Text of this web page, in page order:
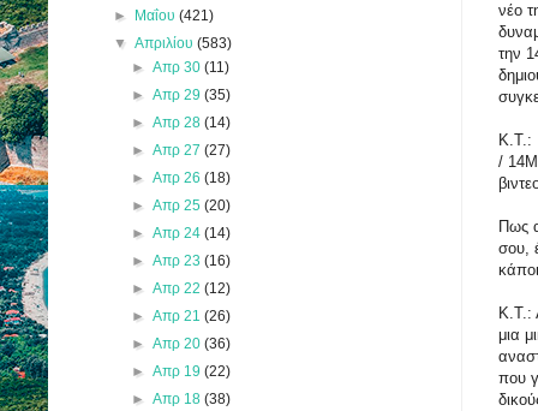
νέο
την
Κ.Τ.:
/
Πως
σου,
Κ.Τ.:
μια
που
► Μαΐου(421)
▼Απριλίου(583)
► Απρ 30 (11)
► Απρ 29 (35)
► Απρ 28 (14)
► Απρ 27 (27)
► Απρ 26 (18)
► Απρ 25 (20)
► Απρ 24 (14)
► Απρ 23 (16)
► Απρ 22 (12)
► Απρ 21 (26)
► Απρ 20 (36)
► Απρ 19 (22)
► Απρ 18 (38)